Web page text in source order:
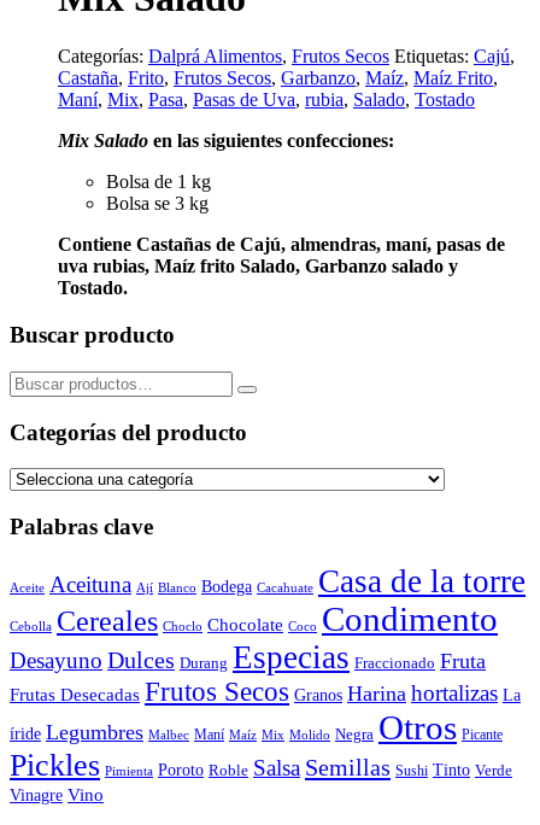
Categorías: Dalprá Alimentos, Frutos Secos Etiquetas: Cajú,
Castaña, Frito, Frutos Secos, Garbanzo, Maíz, Maíz Frito,
Maní, Mix, Pasa, Pasas de Uva, rubia, Salado, Tostado
Mix Salado en las siguientes confecciones:
Bolsa de 1 kg
Bolsa se 3 kg
Contiene Castañas de Cajú, almendras, maní, pasas de
uva rubias, Maíz frito Salado, Garbanzo salado y
Tostado.
Buscar producto
Buscar
por:
Categorías del producto
Palabras clave
Aceite Aceituna Ají Blanco Bodega Cacahuate Casa de la torre
Cebolla Cereales Choclo Chocolate Coco Condimento
Desayuno Dulces Durang Especias Fraccionado Fruta
Frutas Desecadas Frutos Secos Granos Harina hortalizas La
íride Legumbres Malbec Maní Maíz Mix Molido Negra Otros Picante
Pickles Pimienta Poroto Roble Salsa Semillas Sushi Tinto Verde
Vinagre Vino